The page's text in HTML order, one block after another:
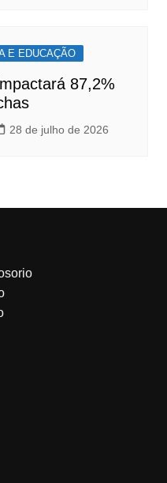
E EDUCAÇÃO
87,2%
28 de julho de 2026